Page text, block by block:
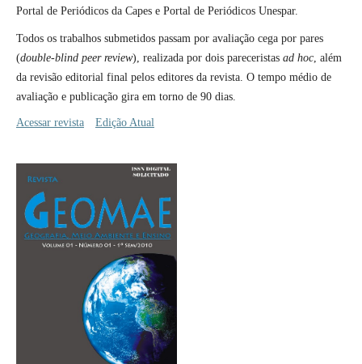
Portal de Periódicos da Capes e Portal de Periódicos Unespar.
Todos os trabalhos submetidos passam por avaliação cega por pares
(double-blind peer review), realizada por dois pareceristas ad hoc, além
da revisão editorial final pelos editores da revista. O tempo médio de
avaliação e publicação gira em torno de 90 dias.
Acessar revista Edição Atual